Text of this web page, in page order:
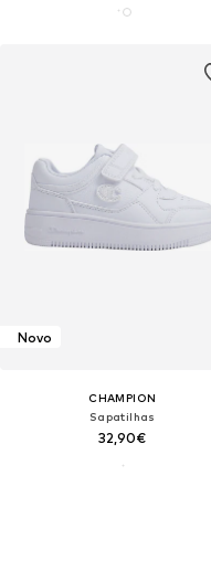
Novo
CHAMPION
Sapatilhas
32,90€